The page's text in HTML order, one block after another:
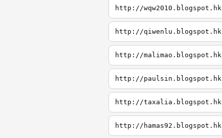
http://wqw2010.blogspot.hk
http://qiwenlu.blogspot.hk
http://malimao.blogspot.hk
http://paulsin.blogspot.hk
http://taxalia.blogspot.hk
http://hamas92.blogspot.hk